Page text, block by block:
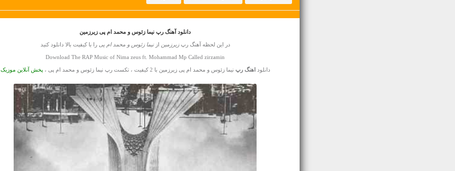
دانلود آهنگ رپ نیما زئوس و محمد ام پی زیرزمین
در این لحظه آهنگ رپزیرزمین ازنیما زئوس و محمد ام پی را با کیفیت بالا دانلود کنید
Download The RAP Music of Nima zeus ft. Mohammad Mp Called zirzamin
دانلود اهنگ رپ نیما زئوس و محمد ام پی زیرزمین با 2 کیفیت ، تکست رپ نیما زئوس و محمد ام پی ، پخش آنلاین موزیک